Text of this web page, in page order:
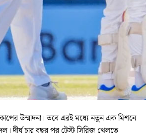
উন্মাদনা। তবে এরই মধ্যে নতুন এক মিশনে